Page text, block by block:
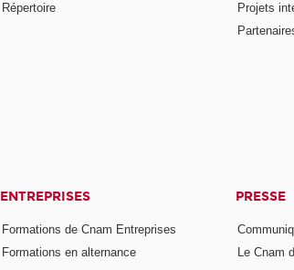
Répertoire
Projets
ENTREPRISES
Formations de Cnam Entreprises
Formations en alternance
PRESSE
Le Cnam